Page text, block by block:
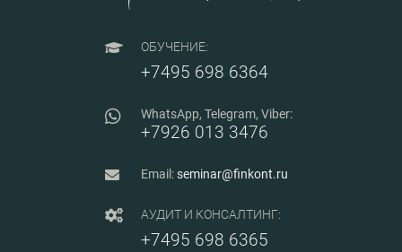
ОБУЧЕНИЕ:
+7495 698 6364
WhatsApp, Telegram, Viber:
+7926 013 3476
Email:seminar@finkont.ru
АУДИТ И КОНСАЛТИНГ:
+7495 698 6365